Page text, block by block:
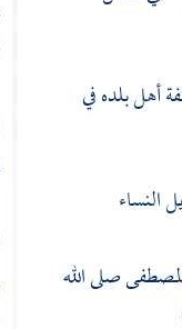
أهل بلده في
النساء
صلى الله